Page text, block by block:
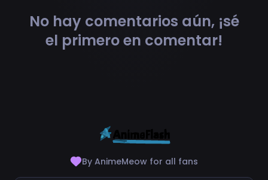
No hay comentarios aún, ¡sé
el primero en comentar!
By AnimeMeow for all fans